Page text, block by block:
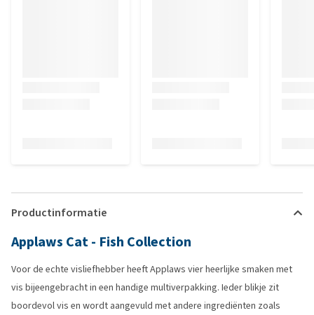
Productinformatie
Applaws Cat - Fish Collection
Voor de echte visliefhebber heeft Applaws vier heerlijke smaken met
vis bijeengebracht in een handige multiverpakking. Ieder blikje zit
boordevol vis en wordt aangevuld met andere ingrediënten zoals